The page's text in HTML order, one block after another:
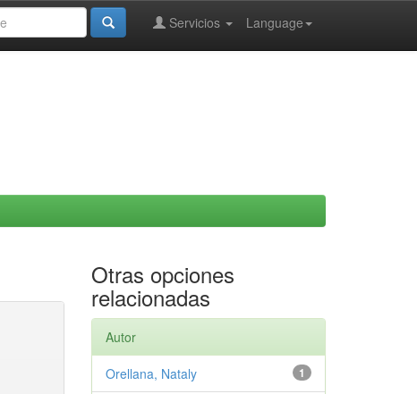
Language
Servicios
Otras opciones
relacionadas
Autor
1
Orellana, Nataly